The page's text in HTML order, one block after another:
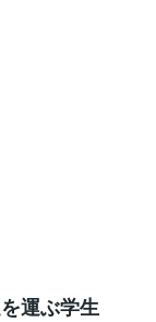
運ぶ学生